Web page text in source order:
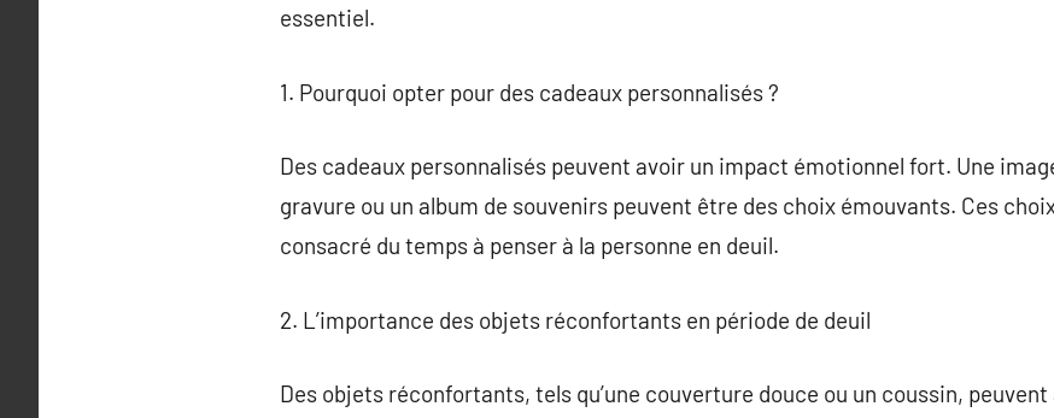
essentiel.
1. Pourquoi opter pour des cadeaux personnalisés ?
Des cadeaux personnalisés peuvent avoir un impact émotionnel fort. Une
gravure ou un album de souvenirs peuvent être des choix émouvants. Ces
consacré du temps à penser à la personne en deuil.
2. L’importance des objets réconfortants en période de deuil
Des objets réconfortants, tels qu’une couverture douce ou un coussin,